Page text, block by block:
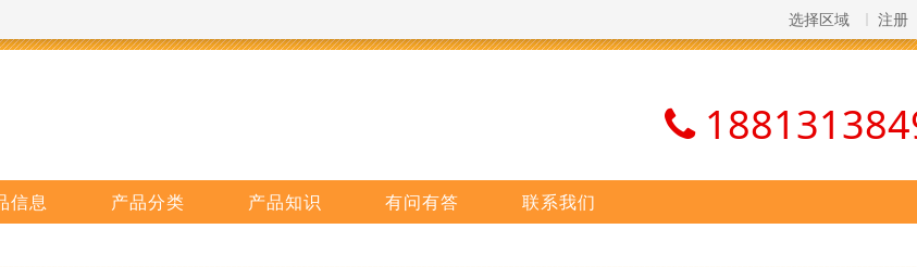
选择区域 注册
信息 产品分类 产品知识 有问有答 联系我们